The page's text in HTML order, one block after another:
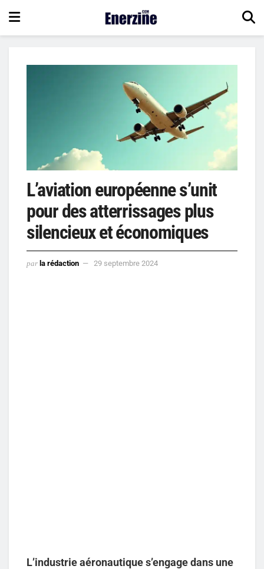
L’aviation européenne s’unit
pour des atterrissages plus
silencieux et économiques
par la rédaction 29 septembre 2024
L’industrie aéronautique s’engage dans une